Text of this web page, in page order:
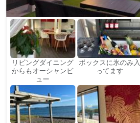
リビングダイニング
からもオーシャンビ
ュー
ボックスに氷のみ入
ってます